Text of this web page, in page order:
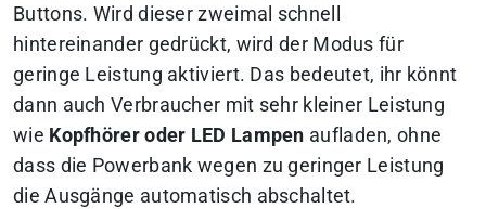
Buttons. Wird dieser zweimal schnell
hintereinander gedrückt, wird der Modus für
geringe Leistung aktiviert. Das bedeutet, ihr könnt
dann auch Verbraucher mit sehr kleiner Leistung
wie Kopfhörer oder LED Lampen aufladen, ohne
dass die Powerbank wegen zu geringer Leistung
die Ausgänge automatisch abschaltet.